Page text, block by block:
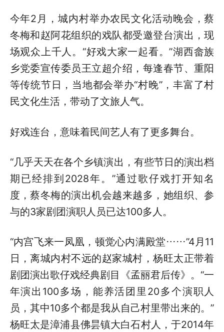
今年2月，城内村举办农民文化活动晚会，蔡
冬梅和赵阿花组织的戏队都受邀登台演出，现
场观众上千人。“好戏大家一起看。”湖西畲族
乡党委宣传委员王立超介绍，每逢春节、重阳
等传统节日，当地都会举办“村晚”，丰富了村
民文化生活，带动了文旅人气。
好戏连台，意味着民间艺人有了更多舞台。
“几乎天天在各个乡镇演出，有些节日的演出档
期已经排到2028年。”通过歌仔戏打开知名
度，蔡冬梅的演出机会越来越多，她组织、参
与的3家剧团演职人员已达100多人。
“内宫飞来一凤凰，顿觉心内满殿堂……”4月11
日，离城内村不远的赵家城村，杨旺太正带着
剧团演出歌仔戏经典剧目《孟丽君后传》。“一
年演出100多场，能养活团里20多个演职人
员，其中10多个都是我从自己村里带出来的。”
杨旺太是漳浦县佛昙镇大白石村人，于2014年